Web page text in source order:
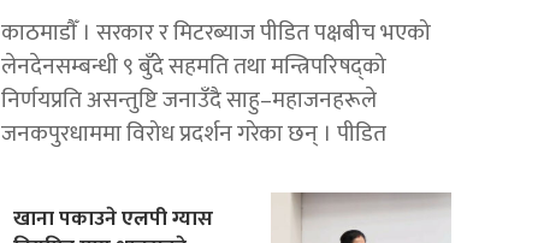
काठमाडाैँ । सरकार र मिटरब्याज पीडित पक्षबीच भएको
लेनदेनसम्बन्धी ९ बुँदे सहमति तथा मन्त्रिपरिषद्को
निर्णयप्रति असन्तुष्टि जनाउँदै साहु–महाजनहरूले
जनकपुरधाममा विरोध प्रदर्शन गरेका छन् । पीडित
खाना पकाउने एलपी ग्यास